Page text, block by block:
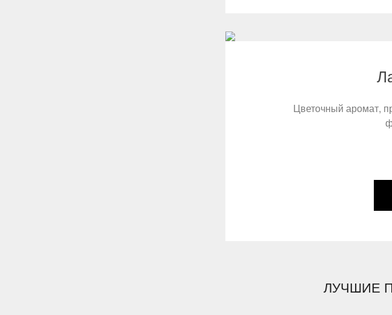
Цветочный аромат,
ЛУЧШИЕ